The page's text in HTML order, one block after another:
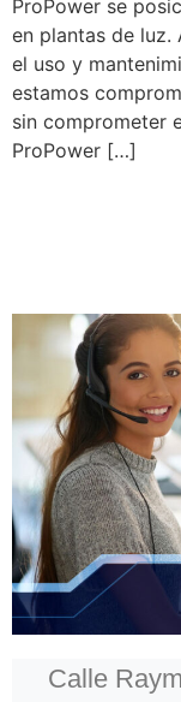
ProPower se
en plantas de luz.
el uso y
estamos
sin comprometer
ProPower […]
Calle